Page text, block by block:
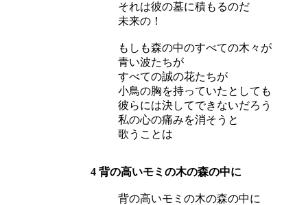
それは彼の墓に積もるのだ
未来の！
もしも森の中のすべての木々が
青い波たちが
すべての誠の花たちが
小鳥の胸を持っていたとしても
彼らには決してできないだろう
私の心の痛みを消そうと
歌うことは
4 背の高いモミの木の森の中に
背の高いモミの木の森の中に